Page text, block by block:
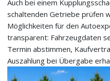
Auch bei einem
schaltenden Getriebe prüfen
Möglichkeiten für den
transparent: Fahrzeugdaten
Termin abstimmen,
Auszahlung bei Übergabe